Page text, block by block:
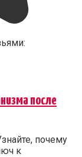
после
почему
к